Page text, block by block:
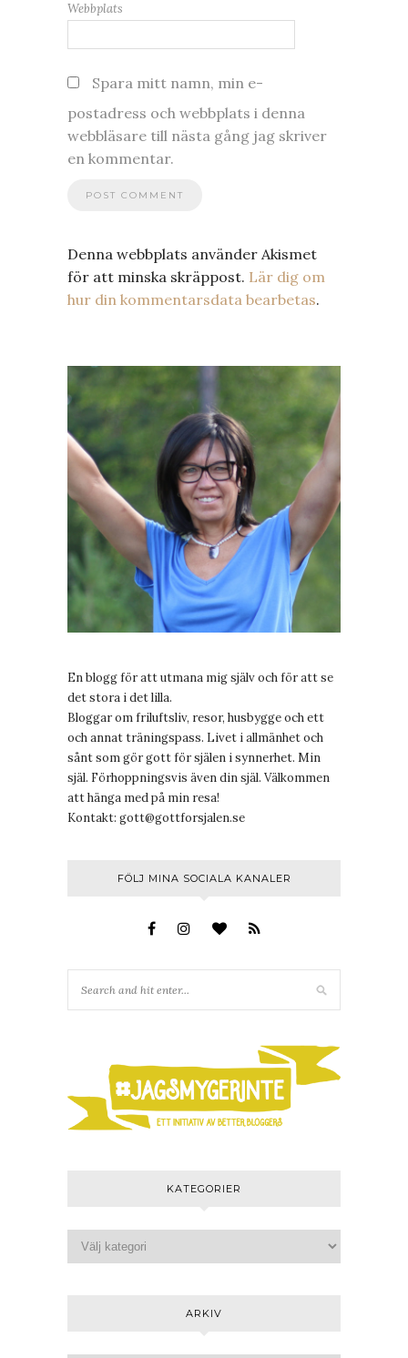
Webbplats
Spara mitt namn, min e-
postadress och webbplats i denna
webbläsare till nästa gång jag skriver
en kommentar.
Denna webbplats använder Akismet
för att minska skräppost. Lär dig om
hur din kommentarsdata bearbetas.
En blogg för att utmana mig själv och för att se
det stora i det lilla.
Bloggar om friluftsliv, resor, husbygge och ett
och annat träningspass. Livet i allmänhet och
sånt som gör gott för själen i synnerhet. Min
själ. Förhoppningsvis även din själ. Välkommen
att hänga med på min resa!
Kontakt: gott@gottforsjalen.se
FÖLJ MINA SOCIALA KANALER
KATEGORIER
ARKIV